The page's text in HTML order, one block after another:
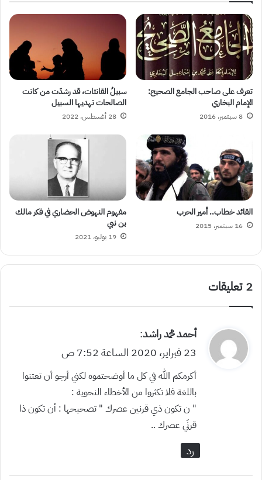
تعرف على صاحب الجامع الصحيح:
الإمام البخاري
8 سبتمبر، 2016
سبيلُ القانتات، قد رشدَت من كانت
الصالحات تهديها السبيل
28 أغسطس، 2022
القائد خطاب.. أمير الحرب
16 سبتمبر، 2015
مفهوم النهوض الحضاري في فكر مالك
بن نبي
19 يوليو، 2021
‫2 تعليقات
ي
ق
و
ل
أحمد محمد راشد:
23 فبراير، 2020 الساعة 7:52 ص
أكرمكم الله في كل ما أوضحتموه لكني أرجو أن تعتنوا
باللغة فلا تكثروا من الأخطاء النحوية :
” ن تكون ذي قرنين عصرك ” تصحيحها : أن تكون ذا
قرنَي عصرك ..
رد